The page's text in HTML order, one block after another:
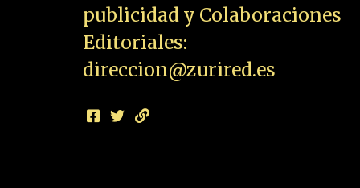
publicidad y Colaboraciones
Editoriales:
direccion@zurired.es